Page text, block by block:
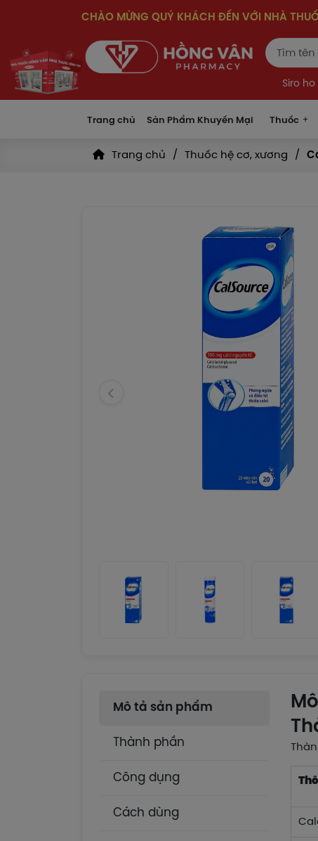
CHÀO MỪNG QUÝ KHÁCH ĐẾN VỚI NHÀ
Siro ho
Trang chủ Sản Phẩm Khuyến Mại Thuốc
Trang chủ Thuốc hệ cơ, xương
Mô tả sản phẩm
Thành phần
Công dụng
Cách dùng